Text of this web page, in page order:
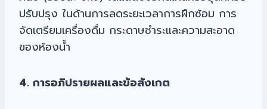
ปรับปรุง ในด้านการลดระยะเวลาการฝึกซ้อม การ
จัดเตรียมเครื่องดื่ม กระดาษชำระและความสะอาด
ของห้องน้ำ
4. การอภิปรายผลและข้อสังเกต